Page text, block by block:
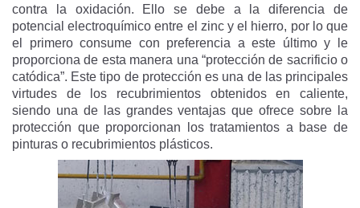
contra la oxidación. Ello se debe a la diferencia de
potencial electroquímico entre el zinc y el hierro, por lo que
el primero consume con preferencia a este último y le
proporciona de esta manera una “protección de sacrificio o
catódica”. Este tipo de protección es una de las principales
virtudes de los recubrimientos obtenidos en caliente,
siendo una de las grandes ventajas que ofrece sobre la
protección que proporcionan los tratamientos a base de
pinturas o recubrimientos plásticos.